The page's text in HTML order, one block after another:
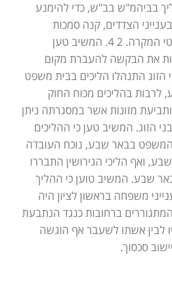
בביהמ"ש בב"ש, כדי להימנע
הצדדים, קנה סמכות
מקומית ומכיר היטב את פרטי המקרה. 2 4. המשיב טען
את הבקשה להעברת מקום
הזוג התנהלו הליכים בבית משפט
לרבות בהליכים מכוח החוק
מזונות אשר במסגרתה ניתן
בני הזוג. המשיב טען כי ההליכים
המשפט בבאר שבע, נוכח העובדה
ואף הליכי הגירושין התבררו
שבע. המשיב טוען כי ההליך
משפחה בראשון לציון היה
ברחובות כנגד הנתבעת
לבין אשתו לשעבר אף הוגשה
סכסוך.